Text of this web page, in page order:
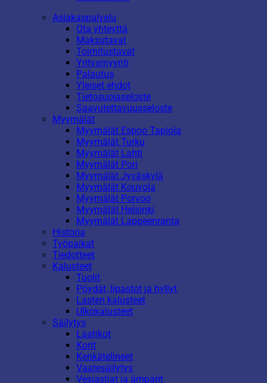
Asiakaspalvelu
Ota yhteyttä
Maksutavat
Toimitustavat
Yritysmyynti
Palautus
Yleiset ehdot
Tietosuojaseloste
Saavutettavuusseloste
Myymälät
Myymälät Espoo Tapiola
Myymälät Turku
Myymälät Lahti
Myymälät Pori
Myymälät Jyväskylä
Myymälät Kouvola
Myymälät Porvoo
Myymälät Helsinki
Myymälät Lappeenranta
Historia
Työpaikat
Tiedotteet
Kalusteet
Tuolit
Pöydät, lipastot ja hyllyt
Lasten kalusteet
Ulkokalusteet
Säilytys
Laatikot
Korit
Kenkätelineet
Vaatesäilytys
Vesiastiat ja ämpärit